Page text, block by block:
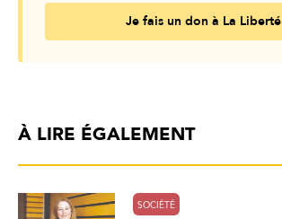
Je fais un don à La Liberté
À LIRE ÉGALEMENT
SOCIÉTÉ